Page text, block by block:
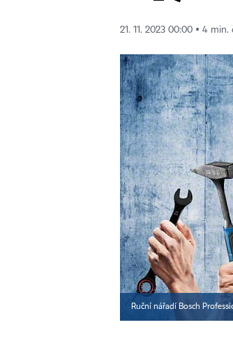
21. 11. 2023 00:00 ▪ 4 min.
Ruční nářadí Bosch